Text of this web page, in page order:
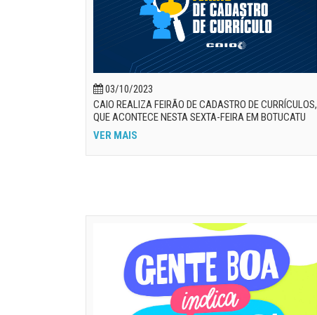
03/10/2023
CAIO REALIZA FEIRÃO DE CADASTRO DE CURRÍCULOS,
QUE ACONTECE NESTA SEXTA-FEIRA EM BOTUCATU
VER MAIS